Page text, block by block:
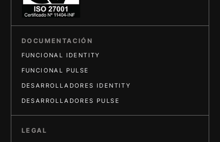
DOCUMENTACIÓN
FUNCIONAL IDENTITY
FUNCIONAL PULSE
DESARROLLADORES IDENTITY
DESARROLLADORES PULSE
LEGAL